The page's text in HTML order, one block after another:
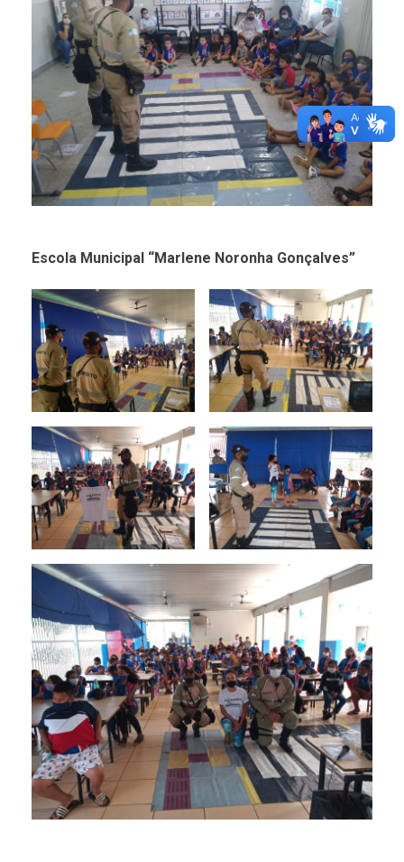
Escola Municipal “Marlene Noronha Gonçalves”